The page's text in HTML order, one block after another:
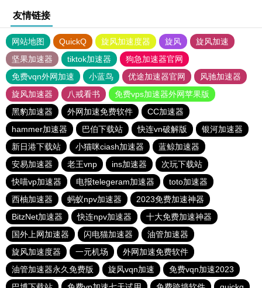
友情链接
网站地图 QuickQ 旋风加速度器 旋风
旋风加速
坚果加速器
tiktok加速器
狗急加速器官网
免费vqn外网加速
小蓝鸟 优途加速器官网
风驰加速器
旋风加速器
八戒看书
免费vps加速器外网苹果版
黑豹加速器
外网加速免费软件
CC加速器
hammer加速器
巴伯下载站 快连vn破解版
银河加速器
新日港下载站
小猫咪ciash加速器
蓝鲸加速器
安易加速器
老王vnp ins加速器
次玩下载站
快喵vp加速器
电报telegeram加速器
toto加速器
西柚加速器
蚂蚁npv加速器
2023免费加速神器
BitzNet加速器
快连npv加速器
十大免费加速神器
国外上网加速器
闪电猫加速器
油管加速器
旋风加速度器
一元机场
外网加速免费软件
油管加速器永久免费版
旋风vqn加速
免费vqn加速2023